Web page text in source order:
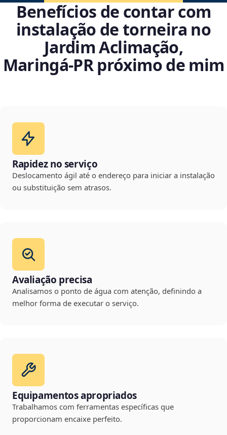
Benefícios de contar com
instalação de torneira no
Jardim Aclimação,
Maringá‑PR próximo de mim
Rapidez no serviço
Deslocamento ágil até o endereço para iniciar a instalação
ou substituição sem atrasos.
Avaliação precisa
Analisamos o ponto de água com atenção, definindo a
melhor forma de executar o serviço.
Equipamentos apropriados
Trabalhamos com ferramentas específicas que
proporcionam encaixe perfeito.